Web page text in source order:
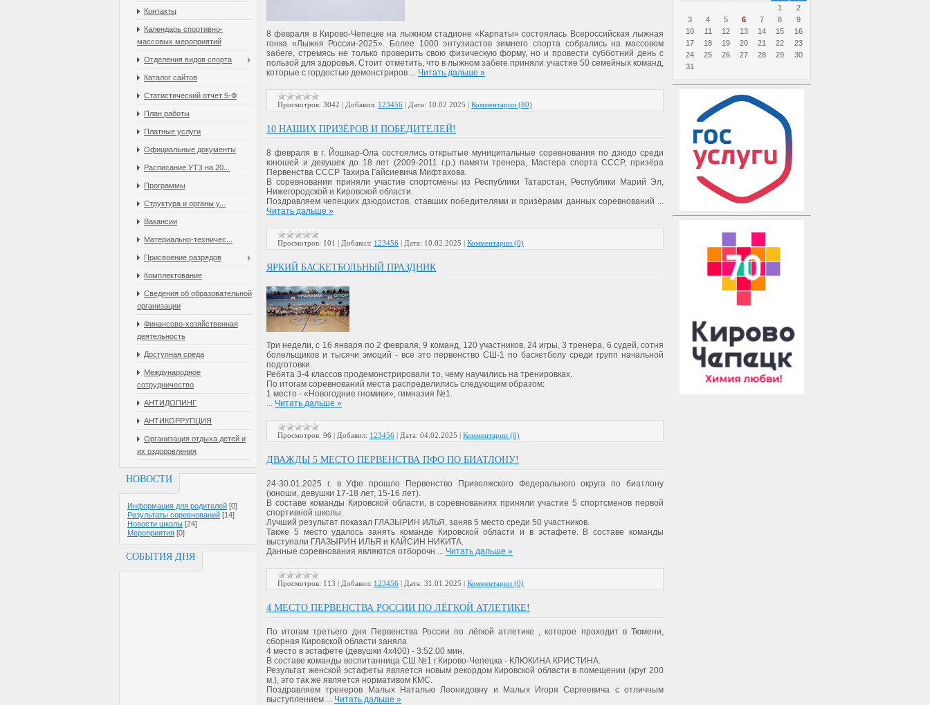
Контакты
Календарь спортивно-
массовых мероприятий
Отделения видов спорта
Каталог сайтов
Статистический отчет 5-Ф
План работы
Платные услуги
Официальные документы
Расписание УТЗ на 20...
Программы
Структура и органы у...
Вакансии
Материально-техничес...
Присвоение разрядов
Комплектование
Сведения об образовательной
организации
Финансово-хозяйственная
деятельность
Доступная среда
Международное
сотрудничество
АНТИДОПИНГ
АНТИКОРРУПЦИЯ
Организация отдыха детей и
их оздоровления
НОВОСТИ
Информация для родителей [0]
Результаты соревнований [14]
Новости школы [24]
Мероприятия [0]
СОБЫТИЯ ДНЯ
1
2
3
4 5 6 7 8
9
10
11 12 13 14 15
16
17
18 19 20 21 22
23
24
25 26 27 28 29
30
31
8 февраля в Кирово-Чепецке на лыжном стадионе «Карпаты» состоялась Всероссийская лыжная
гонка «Лыжня России-2025». Более 1000 энтузиастов зимнего спорта собрались на массовом
забеге, стремясь не только проверить свою физическую форму, но и провести субботний день с
пользой для здоровья. Стоит отметить, что в лыжном забеге приняли участие 50 семейных команд,
которые с гордостью демонстриров ... Читать дальше »
Просмотров: 3042 | Добавил: 123456 | Дата: 10.02.2025 | Комментарии (80)
10 НАШИХ ПРИЗЁРОВ И ПОБЕДИТЕЛЕЙ!
8 февраля в г. Йошкар-Ола состоялись открытые муниципальные соревнования по дзюдо среди
юношей и девушек до 18 лет (2009-2011 г.р.) памяти тренера, Мастера спорта СССР, призёра
Первенства СССР Тахира Гайсиевича Мифтахова.
В соревновании приняли участие спортсмены из Республики Татарстан, Республики Марий Эл,
Нижегородской и Кировской области.
Поздравляем чепецких дзюдоистов, ставших победителями и призёрами данных соревнований ...
Читать дальше »
Просмотров: 101 | Добавил: 123456 | Дата: 10.02.2025 | Комментарии (0)
ЯРКИЙ БАСКЕТБОЛЬНЫЙ ПРАЗДНИК
Три недели, с 16 января по 2 февраля, 9 команд, 120 участников, 24 игры, 3 тренера, 6 судей, сотня
болельщиков и тысячи эмоций - все это первенство СШ-1 по баскетболу среди групп начальной
подготовки.
Ребята 3-4 классов продемонстрировали то, чему научились на тренировках.
По итогам соревнований места распределились следующим образом:
1 место - «Новогодние гномики», гимназия №1.
... Читать дальше »
Просмотров: 96 | Добавил: 123456 | Дата: 04.02.2025 | Комментарии (0)
ДВАЖДЫ 5 МЕСТО ПЕРВЕНСТВА ПФО ПО БИАТЛОНУ!
24-30.01.2025 г. в Уфе прошло Первенство Приволжского Федерального округа по биатлону
(юноши, девушки 17-18 лет, 15-16 лет).
В составе команды Кировской области, в соревнованиях приняли участие 5 спортсменов первой
спортивной школы.
Лучший результат показал ГЛАЗЫРИН ИЛЬЯ, заняв 5 место среди 50 участников.
Также 5 место удалось занять команде Кировской области и в эстафете. В составе команды
выступали ГЛАЗЫРИН ИЛЬЯ и КАЙСИН НИКИТА.
Данные соревнования являются отборочн ... Читать дальше »
Просмотров: 113 | Добавил: 123456 | Дата: 31.01.2025 | Комментарии (0)
4 МЕСТО ПЕРВЕНСТВА РОССИИ ПО ЛЁГКОЙ АТЛЕТИКЕ!
По итогам третьего дня Первенства России по лёгкой атлетике , которое проходит в Тюмени,
сборная Кировской области заняла
4 место в эстафете (девушки 4х400) - 3:52.00 мин.
В составе команды воспитанница СШ №1 г.Кирово-Чепецка - КЛЮКИНА КРИСТИНА.
Результат женской эстафеты является новым рекордом Кировской области в помещении (круг 200
м.), это так же является нормативом КМС.
Поздравляем тренеров Малых Наталью Леонидовну и Малых Игоря Сергеевича с отличным
выступлением ... Читать дальше »